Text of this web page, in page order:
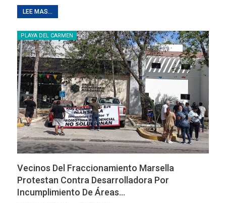
LEE MAS...
PLAYA DEL CARMEN
Vecinos Del Fraccionamiento Marsella
Protestan Contra Desarrolladora Por
Incumplimiento De Áreas…